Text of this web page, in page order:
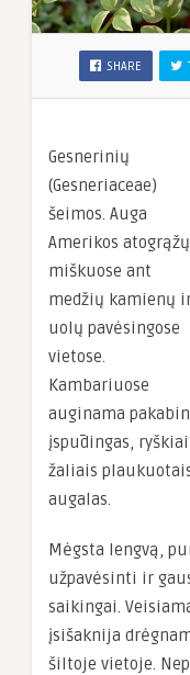
SHARE
Gesnerinių
(Gesneriaceae)
šeimos. Auga
Amerikos atogrąžų
miškuose ant
medžių kamienų
uolų pavėsingose
vietose.
Kambariuose
auginama
įspūdingas,
žaliais
augalas.
Mėgsta lengvą,
užpavėsinti ir
saikingai.
įsišaknija
šiltoje vietoje.